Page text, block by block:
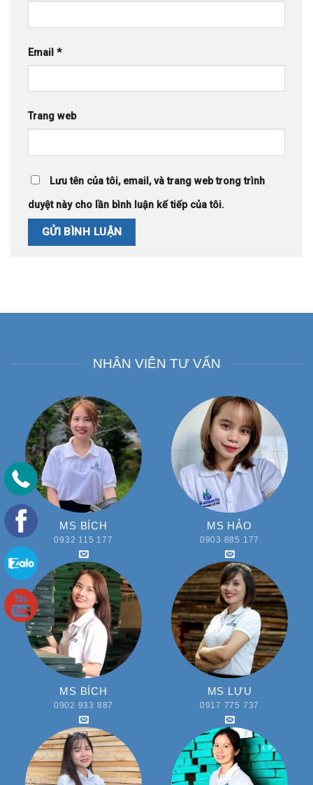
Email *
Trang web
Lưu tên của tôi, email, và trang web trong trình
duyệt này cho lần bình luận kế tiếp của tôi.
NHÂN VIÊN TƯ VẤN
MS BÍCH
0932 115 177
MS HẢO
0903 885 177
MS BÍCH
0902 933 887
MS LỰU
0917 775 737